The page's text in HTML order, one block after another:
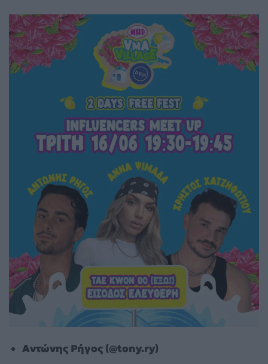
Αντώνης Ρήγος (@tony.ry)